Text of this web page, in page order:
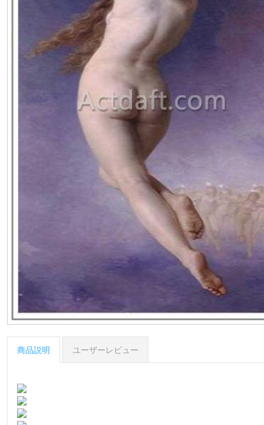
商品説明 ユーザーレビュー